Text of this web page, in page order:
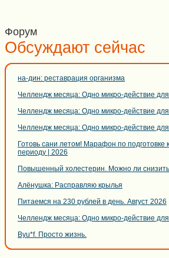
Форум
Обсуждают сейчас
на-дин: реставрация организма
Челлендж месяца: Одно микро-действие
Челлендж месяца: Одно микро-действие
Челлендж месяца: Одно микро-действие для
Готовь сани летом! Марафон по подготовке
периоду | 2026
Повышенный холестерин. Можно ли
Алёнушка: Расправляю крылья
Питаемся на 230 рублей в день. Август 2026
Челлендж месяца: Одно микро-действие для
Byu*f. Просто жизнь.